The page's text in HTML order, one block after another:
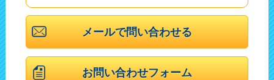
メールで問い合わせる
お問い合わせフォーム